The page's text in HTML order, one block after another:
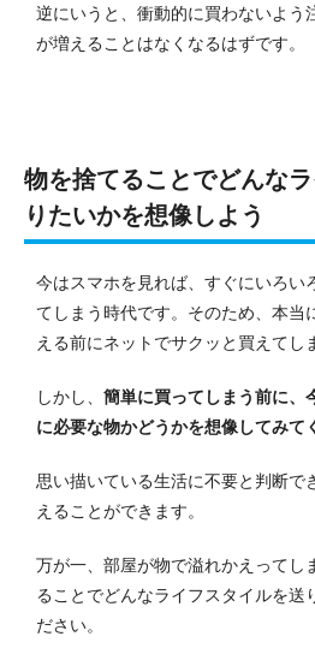
逆にいうと、衝動的に買わないよう
が増えることはなくなるはずです。
物を捨てることでどんな
りたいかを想像しよう
今はスマホを見れば、すぐにいろい
てしまう時代です。 そのため、本当
える前にネットでサクッと買えてし
しかし、 簡単に買ってしまう前に、
に必要な物かどうかを想像してみて
思い描いている生活に不要と判断で
えることができます。
万が一、部屋が物で溢れかえってし
ることでどんなライフスタイルを送
ださい。